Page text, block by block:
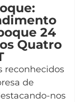
24
Quatro
reconhecidos
de
nos